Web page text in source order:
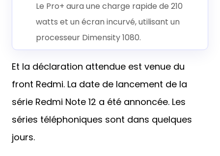
Le Pro+ aura une charge rapide de 210
watts et un écran incurvé, utilisant un
processeur Dimensity 1080.
Et la déclaration attendue est venue du
front Redmi. La date de lancement de la
série Redmi Note 12 a été annoncée. Les
séries téléphoniques sont dans quelques
jours.